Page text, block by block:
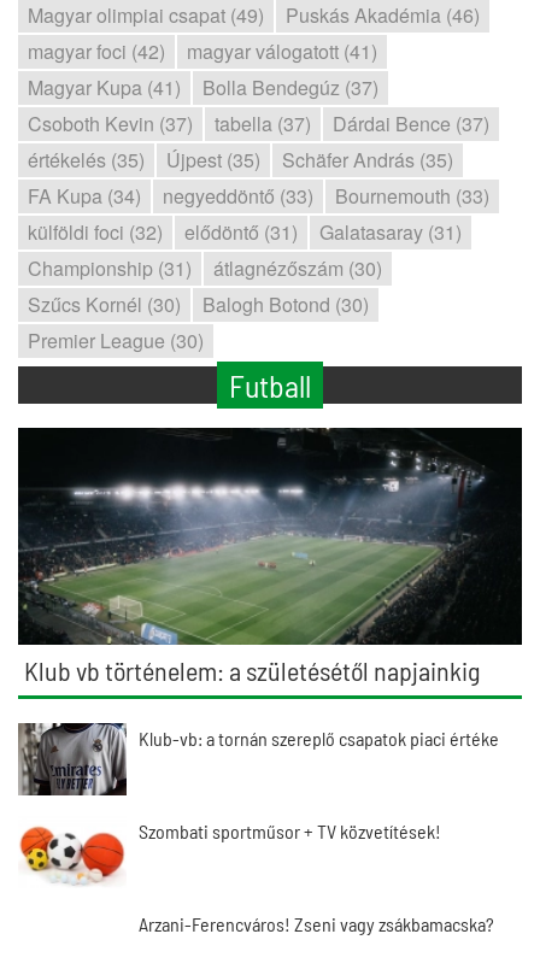
Magyar olimpiai csapat (49)
Puskás Akadémia (46)
magyar foci (42)
magyar válogatott (41)
Magyar Kupa (41)
Bolla Bendegúz (37)
Csoboth Kevin (37)
tabella (37)
Dárdai Bence (37)
értékelés (35)
Újpest (35)
Schäfer András (35)
FA Kupa (34)
negyeddöntő (33)
Bournemouth (33)
külföldi foci (32)
elődöntő (31)
Galatasaray (31)
Championship (31)
átlagnézőszám (30)
Szűcs Kornél (30)
Balogh Botond (30)
Premier League (30)
Futball
Klub vb történelem: a születésétől napjainkig
Klub-vb: a tornán szereplő csapatok piaci értéke
Szombati sportműsor + TV közvetítések!
Arzani-Ferencváros! Zseni vagy zsákbamacska?